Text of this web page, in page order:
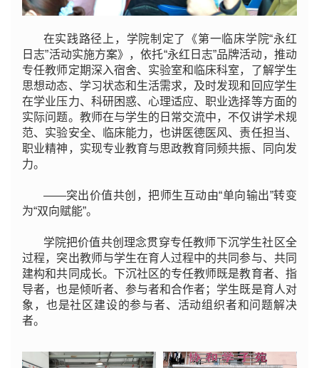
在实践路径上，学院制定了《第一临床学院“永红
日志”活动实施方案》，依托“永红日志”品牌活动，推动
专任教师定期深入宿舍、实验室和临床科室，了解学生
思想动态、学习状态和生活需求，及时发现和回应学生
在学业压力、科研困惑、心理适应、职业选择等方面的
实际问题。教师在与学生的日常交流中，不仅讲学术规
范、实验安全、临床能力，也讲医德医风、责任担当、
职业精神，实现专业教育与思政教育同频共振、同向发
力。
——突出价值共创，把师生互动由“单向输出”转变
为“双向赋能”。
学院把价值共创理念贯穿专任教师下沉学生社区全
过程，突出教师与学生在育人过程中的共同参与、共同
建构和共同成长。下沉社区的专任教师既是教育者、指
导者，也是倾听者、参与者和合作者；学生既是育人对
象，也是社区建设的参与者、活动组织者和问题解决
者。